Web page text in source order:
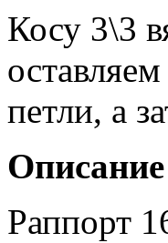
Косу 3\3
петли, а
Раппорт